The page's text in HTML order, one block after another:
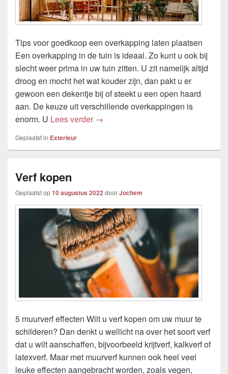
Tips voor goedkoop een overkapping laten plaatsen
Een overkapping in de tuin is ideaal. Zo kunt u ook bij
slecht weer prima in uw tuin zitten. U zit namelijk altijd
droog en mocht het wat kouder zijn, dan pakt u er
gewoon een dekentje bij of steekt u een open haard
aan. De keuze uit verschillende overkappingen is
enorm. U Lees verder Hoe kan ik goedkoop een
→
Geplaatst in Exterieur
Verf kopen
Geplaatst op10 augustus 2022doorJochem
5 muurverf effecten Wilt u verf kopen om uw muur te
schilderen? Dan denkt u wellicht na over het soort verf
dat u wilt aanschaffen, bijvoorbeeld krijtverf, kalkverf of
latexverf. Maar met muurverf kunnen ook heel veel
leuke effecten aangebracht worden, zoals vegen,